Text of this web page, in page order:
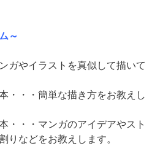
～
ガやイラストを真似して描いて
・・・簡単な描き方をお教えし
・・・マンガのアイデアやスト
りなどをお教えします。